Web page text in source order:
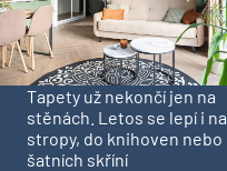
Tapety už nekončí jen na
stěnách. Letos se lepí i na
stropy, do knihoven nebo
šatních skříní